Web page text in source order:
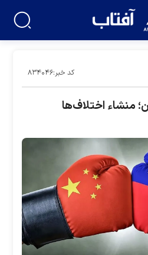
کد خبر:۸۳۴۰۴۶
منشاء اختلاف‌ها